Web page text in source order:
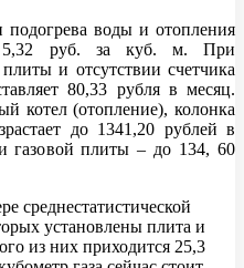
воды и отопления
5,32 руб. за куб. м. При
и отсутствии счетчика
80,33 рубля в месяц.
котел (отопление), колонка
до 1341,20 рублей в
газовой плиты – до 134, 60
среднестатистической
установлены плита и
из них приходится 25,3